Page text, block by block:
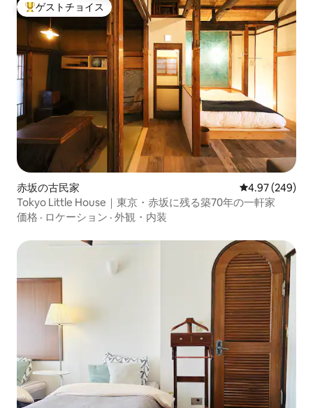
大好評のゲストチョイスです。
ゲストチョイス
赤坂の古民家 レビュー249
4.97 (249)
Tokyo Little House｜東京・赤坂に残る築70年の一軒家
価格 · ロケーション · 外観・内装